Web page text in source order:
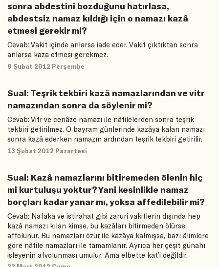
sonra abdestini bozduğunu hatırlasa,
abdestsiz namaz kıldığı için o namazı kazâ
etmesi gerekir mi?
Cevab: Vakit içinde anlarsa iade eder. Vakit çıktıktan sonra
anlarsa kaza etmesi gerekmez.
9 Şubat 2012 Perşembe
Sual: Teşrik tekbiri kazâ namazlarından ve vitr
namazından sonra da söylenir mi?
Cevab: Vitr ve cenâze namazı ile nâfilelerden sonra teşrik
tekbiri getirilmez. O bayram günlerinde kazâya kalan namazı
sonra kazâ ederken namazın ardından teşrik tekbiri getirilir.
13 Şubat 2012 Pazartesi
Sual: Kazâ namazlarını bitiremeden ölenin hiç
mi kurtuluşu yoktur? Yani kesinlikle namaz
borçları kadar yanar mı, yoksa affedilebilir mi?
Cevab: Nafaka ve istirahat gibi zaruri vakitlerin dışında hep
kazâ namazı kılan kimse, bu kazâları bitirmeden ölürse,
affolunur. Bu namazları özür ile kazâya kalmışsa, bazı âlimlere
göre nâfile namazları ile tamamlanır. Ayrıca her çeşit günahı
işleyenin afvolunması umulur. Ama elbette kat’i değildir.